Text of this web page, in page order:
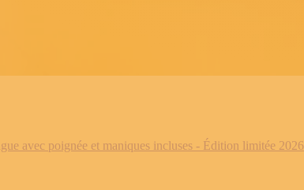
avec poignée et maniques incluses - Édition limitée 2026